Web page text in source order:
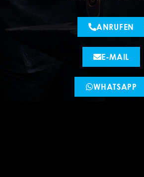
ANRUFEN
E-MAIL
WHATSAPP